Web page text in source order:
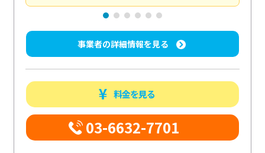
事業者の詳細情報を見る
料金を見る
03-6632-7701